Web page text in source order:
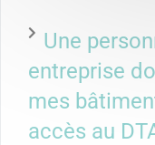
Une
entreprise
mes
accès au